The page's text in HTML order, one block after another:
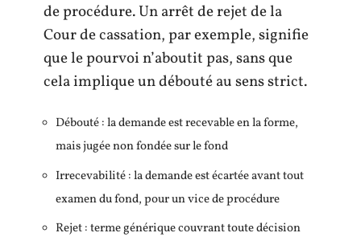
de procédure. Un arrêt de rejet de la
Cour de cassation, par exemple, signifie
que le pourvoi n’aboutit pas, sans que
cela implique un débouté au sens strict.
Débouté : la demande est recevable en la forme,
mais jugée non fondée sur le fond
Irrecevabilité : la demande est écartée avant tout
examen du fond, pour un vice de procédure
Rejet : terme générique couvrant toute décision